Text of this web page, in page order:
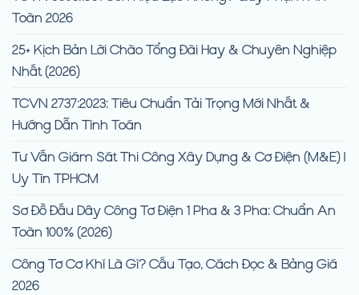
Toàn 2026
25+ Kịch Bản Lời Chào Tổng Đài Hay & Chuyên Nghiệp
Nhất (2026)
TCVN 2737:2023: Tiêu Chuẩn Tải Trọng Mới Nhất &
Hướng Dẫn Tính Toán
Tư Vấn Giám Sát Thi Công Xây Dựng & Cơ Điện (M&E) |
Uy Tín TPHCM
Sơ Đồ Đấu Dây Công Tơ Điện 1 Pha & 3 Pha: Chuẩn An
Toàn 100% (2026)
Công Tơ Cơ Khí Là Gì? Cấu Tạo, Cách Đọc & Bảng Giá
2026